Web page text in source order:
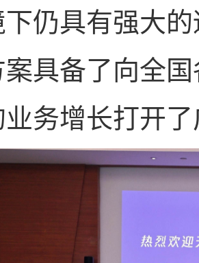
仍具有强大
具备了向全
务增长打开